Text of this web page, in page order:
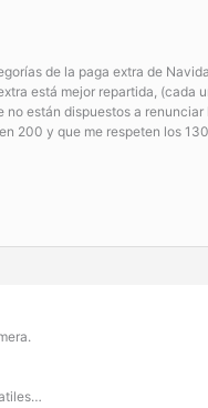
de la paga extra de
está mejor repartida, (cada
están dispuestos a renunciar
200 y que me respeten los